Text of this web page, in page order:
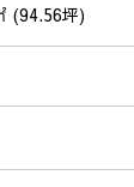
(94.56坪)